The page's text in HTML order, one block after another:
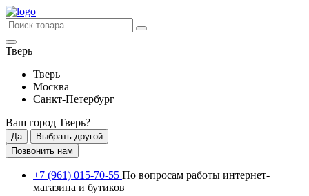
Тверь
Тверь
Москва
Санкт-Петербург
Ваш город Тверь?
Да
Выбрать другой
Позвонить нам
+7 (961) 015-70-55 По вопросам работы интернет-
магазина и бутиков